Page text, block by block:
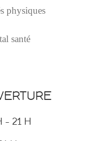
physiques
santé
– 21 H